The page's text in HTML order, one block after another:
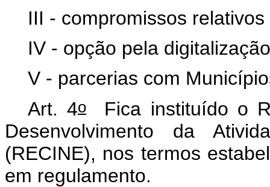
III - compromissos
IV - opção pela
V - parcerias com
Art. 4o
Fica instituído o
Desenvolvimento da
(RECINE), nos termos
em regulamento.